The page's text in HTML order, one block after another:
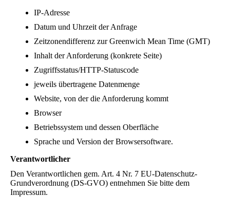
IP-Adresse
Datum und Uhrzeit der Anfrage
Zeitzonendifferenz zur Greenwich Mean Time (GMT)
Inhalt der Anforderung (konkrete Seite)
Zugriffsstatus/HTTP-Statuscode
jeweils übertragene Datenmenge
Website, von der die Anforderung kommt
Browser
Betriebssystem und dessen Oberfläche
Sprache und Version der Browsersoftware.
Verantwortlicher
Den Verantwortlichen gem. Art. 4 Nr. 7 EU-Datenschutz-
Grundverordnung (DS-GVO) entnehmen Sie bitte dem
Impressum.